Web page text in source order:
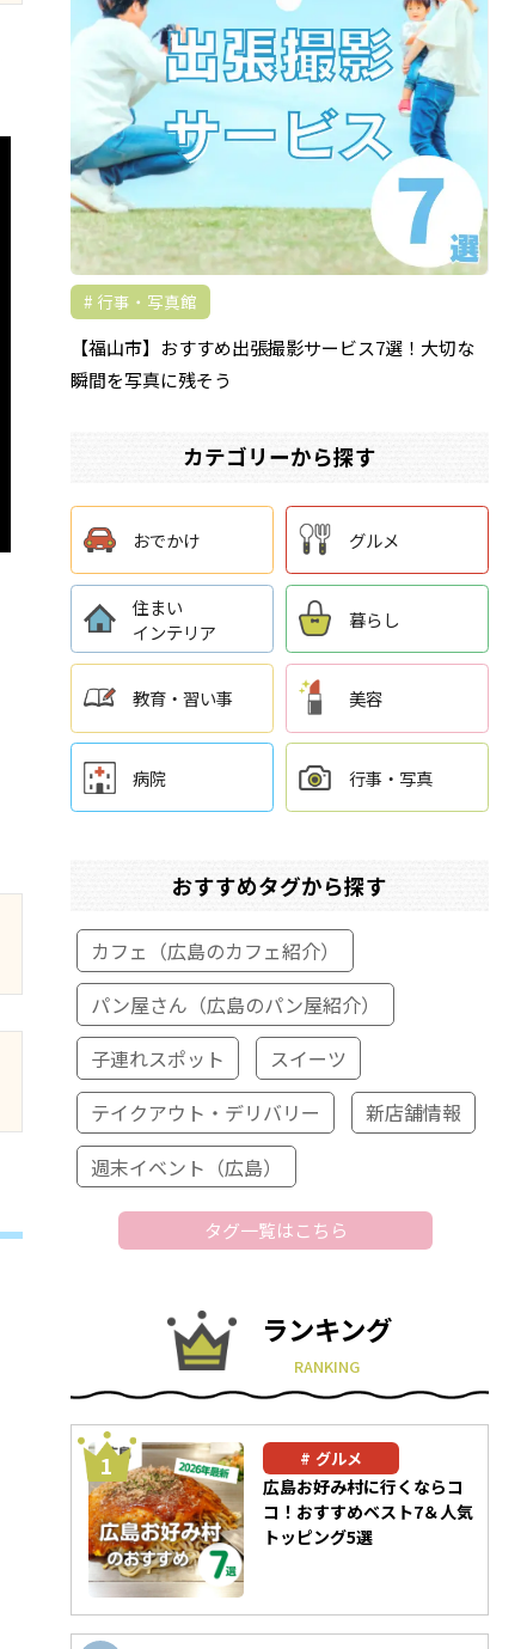
行事・写真館
【福山市】おすすめ出張撮影サービス7選！大切な
瞬間を写真に残そう
カテゴリーから探す
おでかけ グルメ
住まい
インテリア
暮らし
教育・習い事 美容
病院 行事・写真
おすすめタグから探す
カフェ（広島のカフェ紹介）
パン屋さん（広島のパン屋紹介）
子連れスポット
スイーツ
テイクアウト・デリバリー
新店舗情報
週末イベント（広島）
タグ一覧はこちら
ランキング
RANKING
グルメ
広島お好み村に行くならコ
コ！おすすめベスト7＆人気
トッピング5選